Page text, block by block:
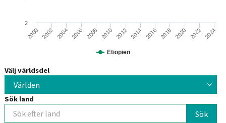
Etiopien
2000 2002 2004 2006 2008 2010 2012 2014 2016 2018 2020 2022 2024
2
Välj världsdel
Världen
Sök land